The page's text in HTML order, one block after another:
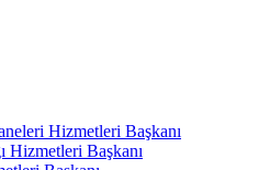
Hizmetleri Başkanı
Hizmetleri Başkanı